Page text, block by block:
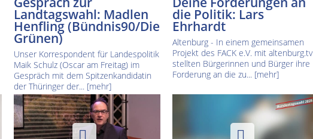
Landtagswahl: Madlen
Henfling (Bündnis90/Die
Grünen)
Unser Korrespondent für Landespolitik
Maik Schulz (Oscar am Freitag) im
Gespräch mit dem Spitzenkandidatin
der Thüringer der... [mehr]
die Politik: Lars
Ehrhardt
Altenburg - In einem gemeinsamen
Projekt des FACK e.V. mit altenburg.tv
stellten Bürgerinnen und Bürger ihre
Forderung an die zu... [mehr]